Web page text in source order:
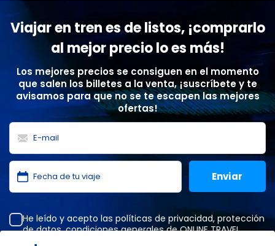
Viajar en tren es de listos, ¡comprarlo
al mejor precio lo es más!
Los mejores precios se consiguen en el momento
que salen los billetes a la venta, ¡suscríbete y te
avisamos para que no se te escapen las mejores
ofertas!
He leído y acepto las políticas de privacidad, protección
de datos,condiciones generalesde ONLINE TRAVEL